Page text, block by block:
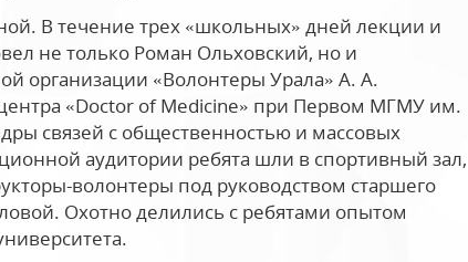
В течение трех «школьных» дней лекции и
не только Роман Ольховский, но и
организации «Волонтеры Урала» А. А.
«Doctor of Medicine» при Первом МГМУ им.
связей с общественностью и массовых
аудитории ребята шли в спортивный зал,
волонтеры под руководством старшего
Охотно делились с ребятами опытом